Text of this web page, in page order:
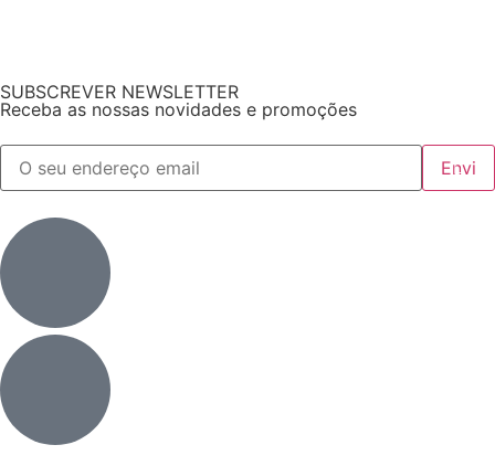
SUBSCREVER NEWSLETTER
Receba as nossas novidades e promoções